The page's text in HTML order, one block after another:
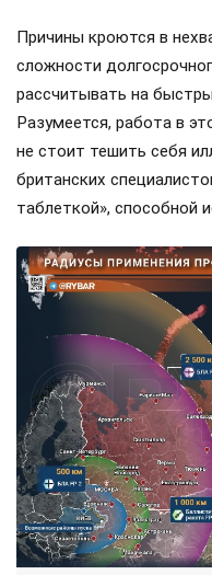
Причины кроются в
сложности
рассчитывать на
Разумеется, работа в
не стоит тешить себя
британских
таблеткой», способной